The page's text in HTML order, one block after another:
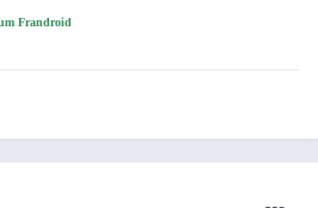
Frandroid